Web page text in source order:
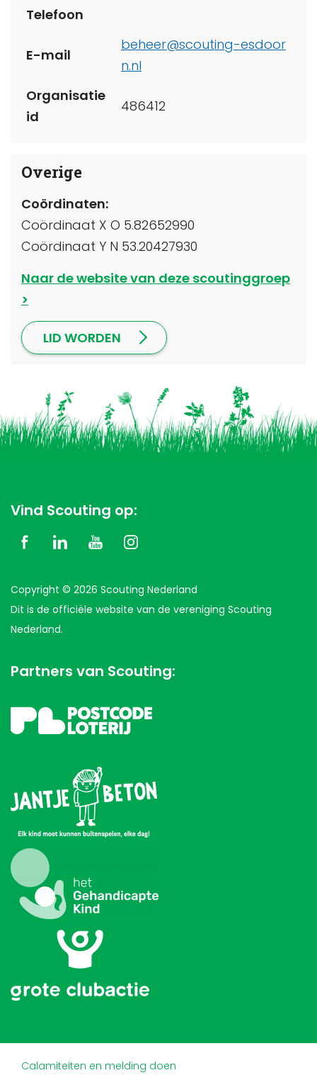
Telefoon
E-mail
beheer@scouting-esdoor
n.nl
Organisatie
id
486412
Overige
Coördinaten:
Coördinaat X O 5.82652990
Coördinaat Y N 53.20427930
Naar de website van deze scoutinggroep
LID WORDEN
Vind Scouting op:
Copyright © 2026 Scouting Nederland
Dit is de officiële website van de vereniging Scouting
Nederland.
Partners van Scouting:
Calamiteiten en melding doen